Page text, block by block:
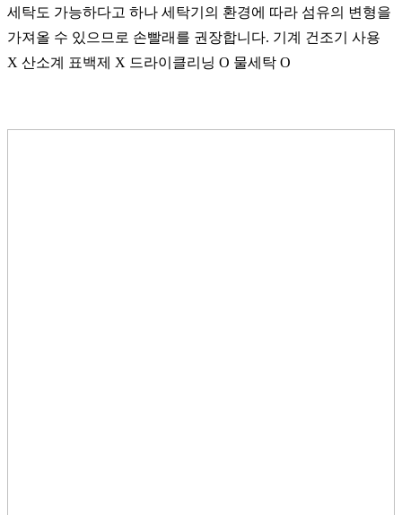
세탁도 가능하다고 하나 세탁기의 환경에 따라 섬유의 변형을
가져올 수 있으므로 손빨래를 권장합니다. 기계 건조기 사용
X 산소계 표백제 X 드라이클리닝 O 물세탁 O